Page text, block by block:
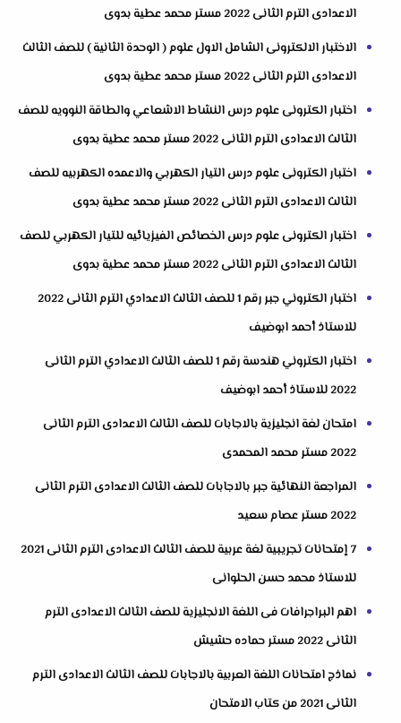
الاعدادى الترم الثانى 2022 مستر محمد عطية بدوى
الاختبار الالكترونى الشامل الاول علوم ( الوحدة الثانية ) للصف الثالث
الاعدادى الترم الثانى 2022 مستر محمد عطية بدوى
اختبار الكترونى علوم درس النشاط الاشعاعي والطاقة النوويه للصف
الثالث الاعدادى الترم الثانى 2022 مستر محمد عطية بدوى
اختبار الكترونى علوم درس التيار الكهربي والاعمده الكهربيه للصف
الثالث الاعدادى الترم الثانى 2022 مستر محمد عطية بدوى
اختبار الكترونى علوم درس الخصائص الفيزيائيه للتيار الكهربي للصف
الثالث الاعدادى الترم الثانى 2022 مستر محمد عطية بدوى
اختبار الكتروني جبر رقم 1 للصف الثالث الاعدادي الترم الثانى 2022
للاستاذ أحمد ابوضيف
اختبار الكتروني هندسة رقم 1 للصف الثالث الاعدادي الترم الثانى
2022 للاستاذ أحمد ابوضيف
امتحان لغة انجليزية بالاجابات للصف الثالث الاعدادى الترم الثانى
2022 مستر محمد المحمدى
المراجعة النهائية جبر بالاجابات للصف الثالث الاعدادى الترم الثانى
2022 مستر عصام سعيد
7 إمتحانات تجريبية لغة عربية للصف الثالث الاعدادى الترم الثانى 2021
للاستاذ محمد حسن الحلوانى
اهم البراجرافات فى اللغة الانجليزية للصف الثالث الاعدادى الترم
الثانى 2022 مستر حماده حشيش
نماذج امتحانات اللغة العربية بالاجابات للصف الثالث الاعدادى الترم
الثانى 2021 من كتاب الامتحان